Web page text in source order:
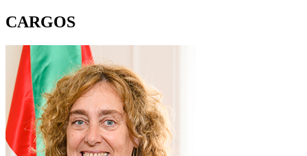
CARGOS